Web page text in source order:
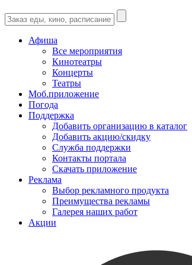
Афиша
Все мероприятия
Кинотеатры
Концерты
Театры
Моб.приложение
Погода
Поддержка
Добавить организацию в каталог
Добавить акцию/скидку
Служба поддержки
Контакты портала
Скачать приложение
Реклама
Выбор рекламного продукта
Преимущества рекламы
Галерея наших работ
Акции